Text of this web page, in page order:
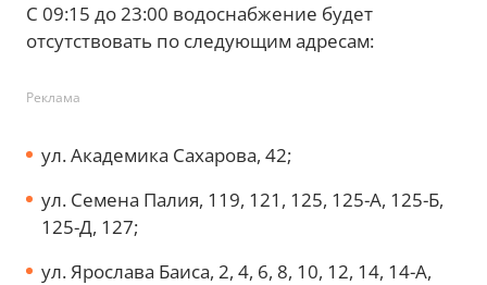
С 09:15 до 23:00 водоснабжение будет
отсутствовать по следующим адресам:
Реклама
ул. Академика Сахарова, 42;
ул. Семена Палия, 119, 121, 125, 125-А, 125-Б,
125-Д, 127;
ул. Ярослава Баиса, 2, 4, 6, 8, 10, 12, 14, 14-А,